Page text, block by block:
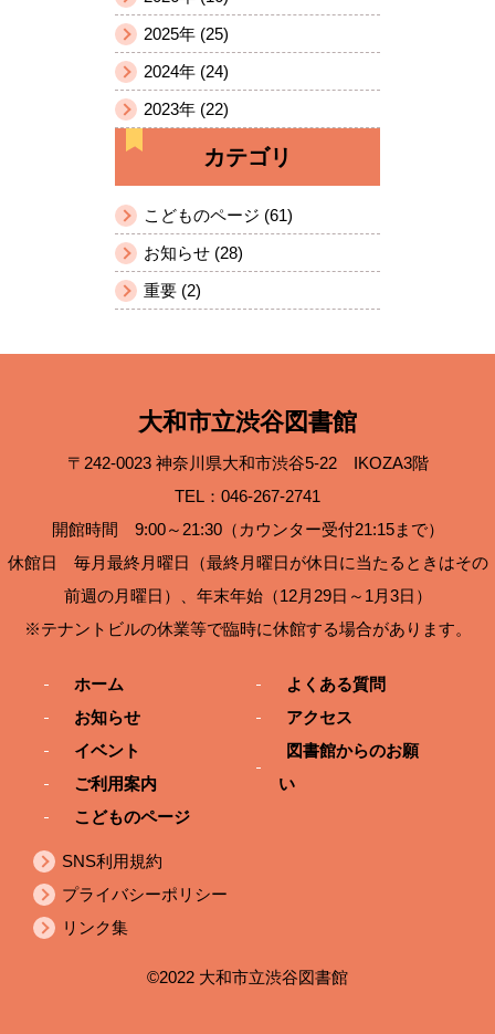
2025年 (25)
2024年 (24)
2023年 (22)
カテゴリ
こどものページ (61)
お知らせ (28)
重要 (2)
大和市立渋谷図書館
〒242-0023 神奈川県大和市渋谷5-22 IKOZA3階
TEL：046-267-2741
開館時間 9:00～21:30（カウンター受付21:15まで）
休館日 毎月最終月曜日（最終月曜日が休日に当たるときはその
前週の月曜日）、年末年始（12月29日～1月3日）
※テナントビルの休業等で臨時に休館する場合があります。
ホーム
お知らせ
イベント
ご利用案内
こどものページ
よくある質問
アクセス
図書館からのお願
い
SNS利用規約
プライバシーポリシー
リンク集
©2022 大和市立渋谷図書館